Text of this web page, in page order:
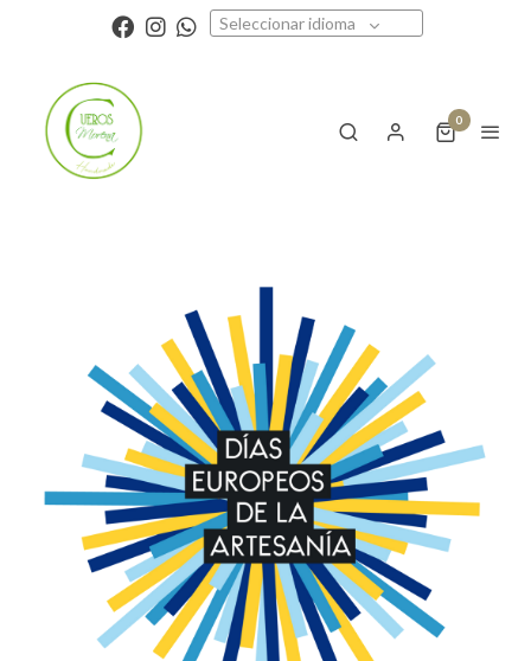
Seleccionar idioma
0